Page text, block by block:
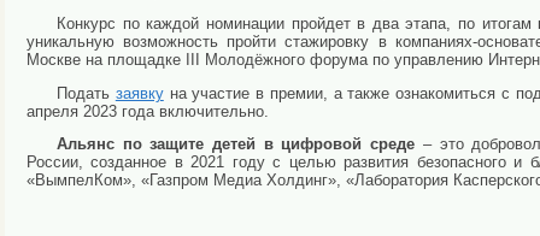
Конкурс по каждой номинации пройдет в два этапа, по
уникальную возможность пройти стажировку в компаниях-
Москве на площадке III Молодёжного форума по управлению
Подать заявкуна участие в премии, а также ознакомиться с
апреля 2023 года включительно.
Альянс по защите детей в цифровой среде – это
России, созданное в 2021 году с целью развития безопасного и
«ВымпелКом», «Газпром Медиа Холдинг», «Лаборатория